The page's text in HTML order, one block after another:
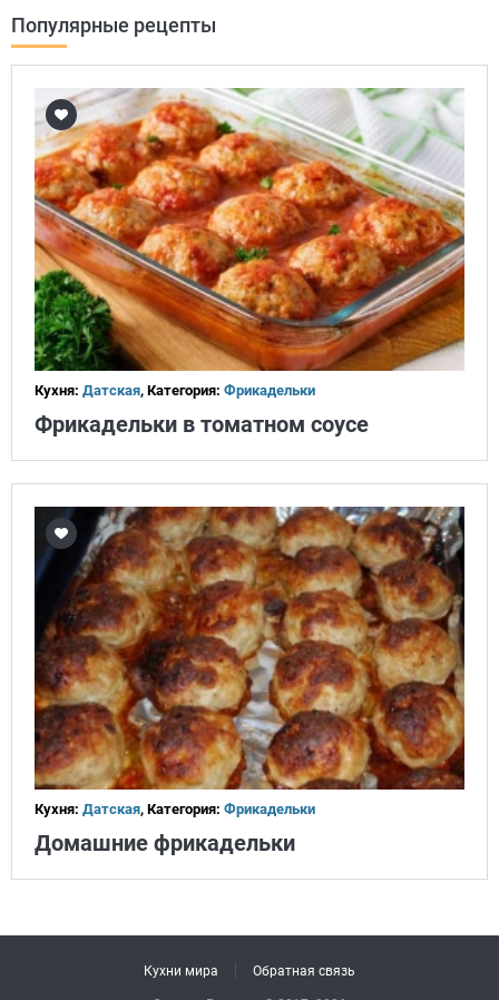
Популярные рецепты
Кухня: Датская, Категория: Фрикадельки
Фрикадельки в томатном соусе
Кухня: Датская, Категория: Фрикадельки
Домашние фрикадельки
Кухни мира Обратная связь